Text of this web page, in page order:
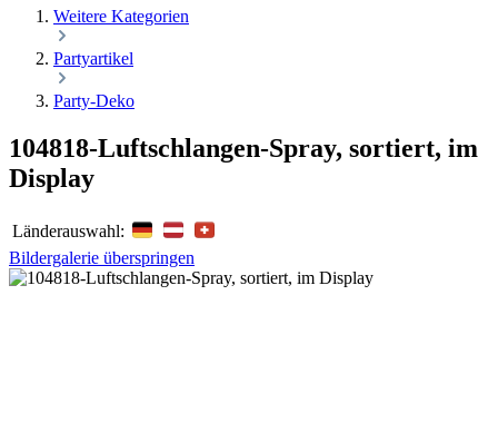
Weitere Kategorien
Partyartikel
Party-Deko
104818-Luftschlangen-Spray, sortiert, im
Display
Länderauswahl:
Bildergalerie überspringen